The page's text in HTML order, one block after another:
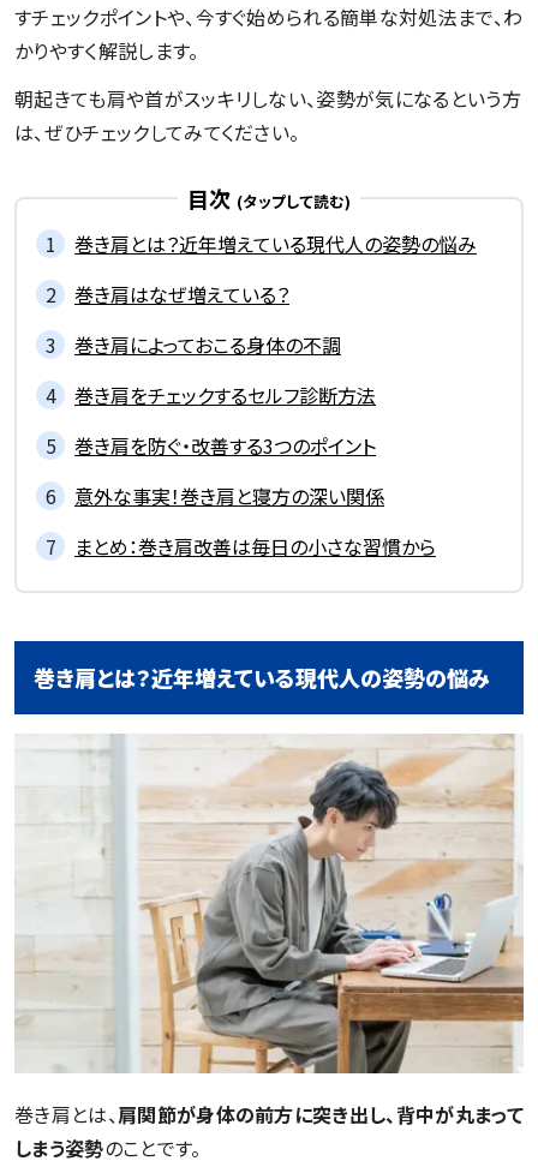
すチェックポイントや、今すぐ始められる簡単な対処法まで、わ
かりやすく解説します。
朝起きても肩や首がスッキリしない、姿勢が気になるという方
は、ぜひチェックしてみてください。
目次
巻き肩とは？近年増えている現代人の姿勢の悩み
巻き肩はなぜ増えている？
巻き肩によっておこる身体の不調
巻き肩をチェックするセルフ診断方法
巻き肩を防ぐ・改善する3つのポイント
意外な事実！巻き肩と寝方の深い関係
まとめ：巻き肩改善は毎日の小さな習慣から
巻き肩とは？近年増えている現代人の姿勢の悩み
巻き肩とは、肩関節が身体の前方に突き出し、背中が丸まって
しまう姿勢のことです。